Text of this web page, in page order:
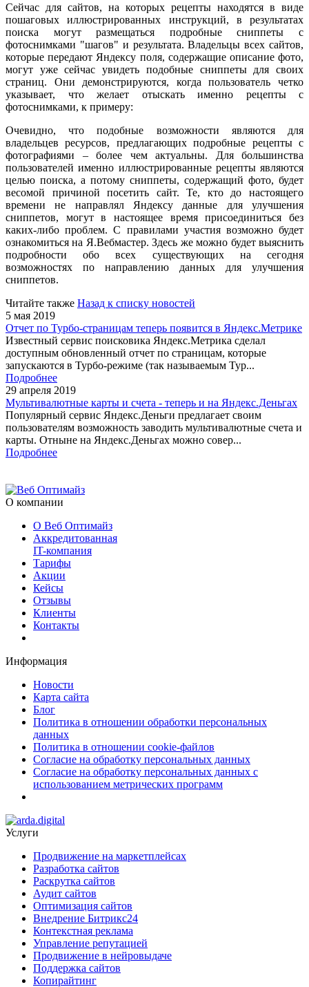
Сейчас для сайтов, на которых рецепты находятся в виде
пошаговых иллюстрированных инструкций, в результатах
поиска могут размещаться подробные сниппеты с
фотоснимками "шагов" и результата. Владельцы всех сайтов,
которые передают Яндексу поля, содержащие описание фото,
могут уже сейчас увидеть подобные сниппеты для своих
страниц. Они демонстрируются, когда пользователь четко
указывает, что желает отыскать именно рецепты с
фотоснимками, к примеру:
Очевидно, что подобные возможности являются для
владельцев ресурсов, предлагающих подробные рецепты с
фотографиями – более чем актуальны. Для большинства
пользователей именно иллюстрированные рецепты являются
целью поиска, а потому сниппеты, содержащий фото, будет
весомой причиной посетить сайт. Те, кто до настоящего
времени не направлял Яндексу данные для улучшения
сниппетов, могут в настоящее время присоединиться без
каких-либо проблем. С правилами участия возможно будет
ознакомиться на Я.Вебмастер. Здесь же можно будет выяснить
подробности обо всех существующих на сегодня
возможностях по направлению данных для улучшения
сниппетов.
Читайте также Назад к списку новостей
5 мая 2019
Отчет по Турбо-страницам теперь появится в Яндекс.Метрике
Известный сервис поисковика Яндекс.Метрика сделал
доступным обновленный отчет по страницам, которые
запускаются в Турбо-режиме (так называемым Тур...
Подробнее
29 апреля 2019
Мультивалютные карты и счета - теперь и на Яндекс.Деньгах
Популярный сервис Яндекс.Деньги предлагает своим
пользователям возможность заводить мультивалютные счета и
карты. Отныне на Яндекс.Деньгах можно совер...
Подробнее
О компании
О Веб Оптимайз
Аккредитованная
IT-компания
Тарифы
Акции
Кейсы
Отзывы
Клиенты
Контакты
Информация
Новости
Карта сайта
Блог
Политика в отношении обработки персональных
данных
Политика в отношении cookie-файлов
Согласие на обработку персональных данных
Согласие на обработку персональных данных с
использованием метрических программ
Услуги
Продвижение на маркетплейсах
Разработка сайтов
Раскрутка сайтов
Аудит сайтов
Оптимизация сайтов
Внедрение Битрикс24
Контекстная реклама
Управление репутацией
Продвижение в нейровыдаче
Поддержка сайтов
Копирайтинг